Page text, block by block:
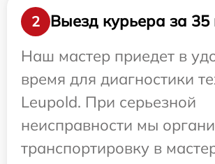
2
Выезд курьера за 35
Наш мастер приедет в
время для диагностики
Leupold. При серьезной
неисправности мы
транспортировку в